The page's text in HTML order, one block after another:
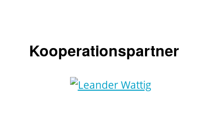
Kooperationspartner